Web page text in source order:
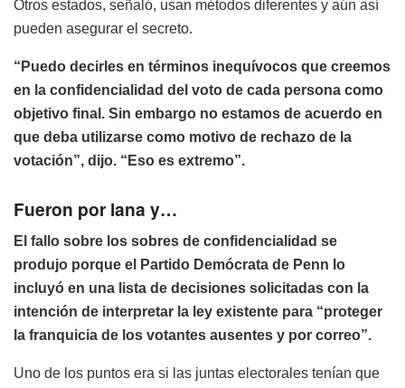
Otros estados, señaló, usan métodos diferentes y aún así
pueden asegurar el secreto.
“Puedo decirles en términos inequívocos que creemos
en la confidencialidad del voto de cada persona como
objetivo final. Sin embargo no estamos de acuerdo en
que deba utilizarse como motivo de rechazo de la
votación”, dijo. “Eso es extremo”.
Fueron por lana y…
El fallo sobre los sobres de confidencialidad se
produjo porque el Partido Demócrata de Penn lo
incluyó en una lista de decisiones solicitadas con la
intención de interpretar la ley existente para “proteger
la franquicia de los votantes ausentes y por correo”.
Uno de los puntos era si las juntas electorales tenían que